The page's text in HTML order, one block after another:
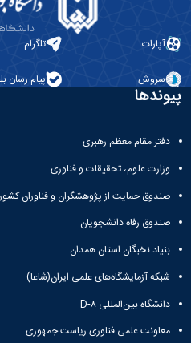
آپارات تلگرام
سروش پیام رسان
پیوندها
دفتر مقام معظم رهبری
وزارت علوم، تحقیقات و فناوری
صندوق حمایت از پژوهشگران و فناوران کشور
صندوق رفاه دانشجویان
بنیاد نخبگان استان همدان
شبکه آزمایشگاه‌های علمی ایران(شاعا)
دانشگاه بین‌المللی D-۸
معاونت علمی فناوری ریاست جمهوری